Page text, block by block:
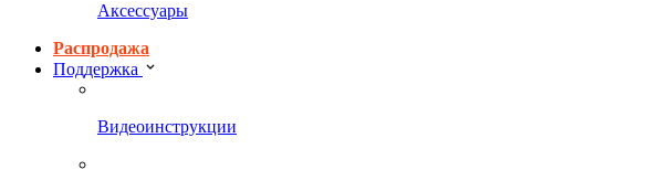
Аксессуары
Распродажа
Поддержка
Видеоинструкции